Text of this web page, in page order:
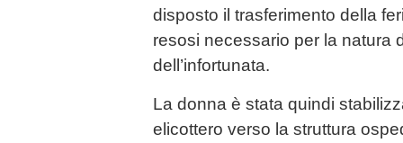
disposto il trasferimento della
resosi necessario per la natura
dell’infortunata.
La donna è stata quindi
elicottero verso la struttura